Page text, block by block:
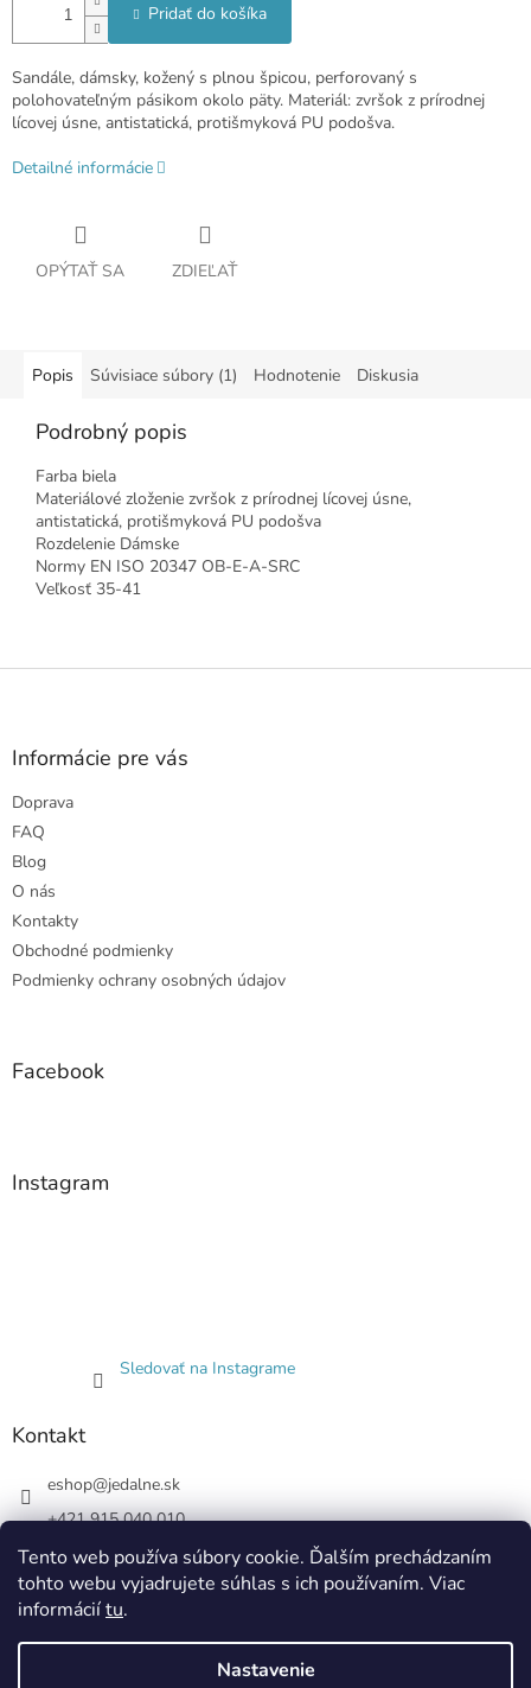
Tento web používa súbory cookie. Ďalším prechádzaním
tohto webu vyjadrujete súhlas s ich používaním. Viac
informáciítu.
Nastavenie
Pridať do košíka
Sandále, dámsky, kožený s plnou špicou, perforovaný s
polohovateľným pásikom okolo päty. Materiál: zvršok z prírodnej
lícovej úsne, antistatická, protišmyková PU podošva.
Detailné informácie
OPÝTAŤ SA ZDIEĽAŤ
Popis Súvisiace súbory (1) Hodnotenie Diskusia
Podrobný popis
Farba biela
Materiálové zloženie zvršok z prírodnej lícovej úsne,
antistatická, protišmyková PU podošva
Rozdelenie Dámske
Normy EN ISO 20347 OB-E-A-SRC
Veľkosť 35-41
Z
Informácie pre vás
Doprava
FAQ
Blog
O nás
Kontakty
Obchodné podmienky
Podmienky ochrany osobných údajov
Facebook
Instagram
Sledovať na Instagrame
Kontakt
eshop@jedalne.sk
+421 915 040 010
Jedalne.sk
jedalne.sk
Vytvoril Shoptet